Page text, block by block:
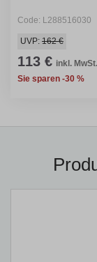
Code: L288516030
UVP: 162 €
113 € inkl. MwSt.
Sie sparen -30 %